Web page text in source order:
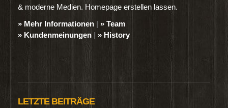
& moderne Medien. Homepage erstellen lassen.
» Mehr Informationen | » Team
» Kundenmeinungen | » History
LETZTE BEITRÄGE